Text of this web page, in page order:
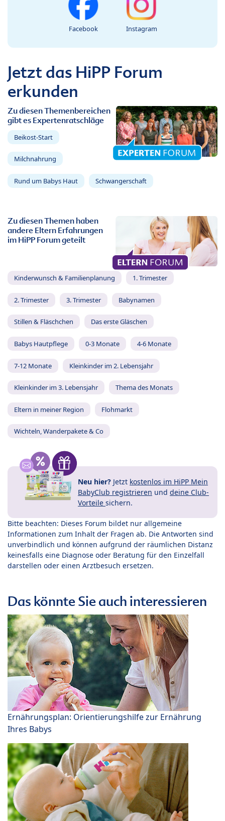
Facebook Instagram
Jetzt das HiPP Forum
erkunden
Zu diesen Themenbereichen
gibt es Expertenratschläge
Beikost-Start
Milchnahrung
Rund um Babys Haut Schwangerschaft
Zu diesen Themen haben
andere Eltern Erfahrungen
im HiPP Forum geteilt
Kinderwunsch & Familienplanung 1. Trimester
2. Trimester 3. Trimester Babynamen
Stillen & Fläschchen Das erste Gläschen
Babys Hautpflege 0-3 Monate 4-6 Monate
7-12 Monate Kleinkinder im 2. Lebensjahr
Kleinkinder im 3. Lebensjahr Thema des Monats
Eltern in meiner Region Flohmarkt
Wichteln, Wanderpakete & Co
Neu hier? Jetzt kostenlos im HiPP Mein
BabyClub registrieren und deine Club-
Vorteile sichern.
Bitte beachten: Dieses Forum bildet nur allgemeine
Informationen zum Inhalt der Fragen ab. Die Antworten sind
unverbindlich und können aufgrund der räumlichen Distanz
keinesfalls eine Diagnose oder Beratung für den Einzelfall
darstellen oder einen Arztbesuch ersetzen.
Das könnte Sie auch interessieren
Ernährungsplan: Orientierungshilfe zur Ernährung
Ihres Babys